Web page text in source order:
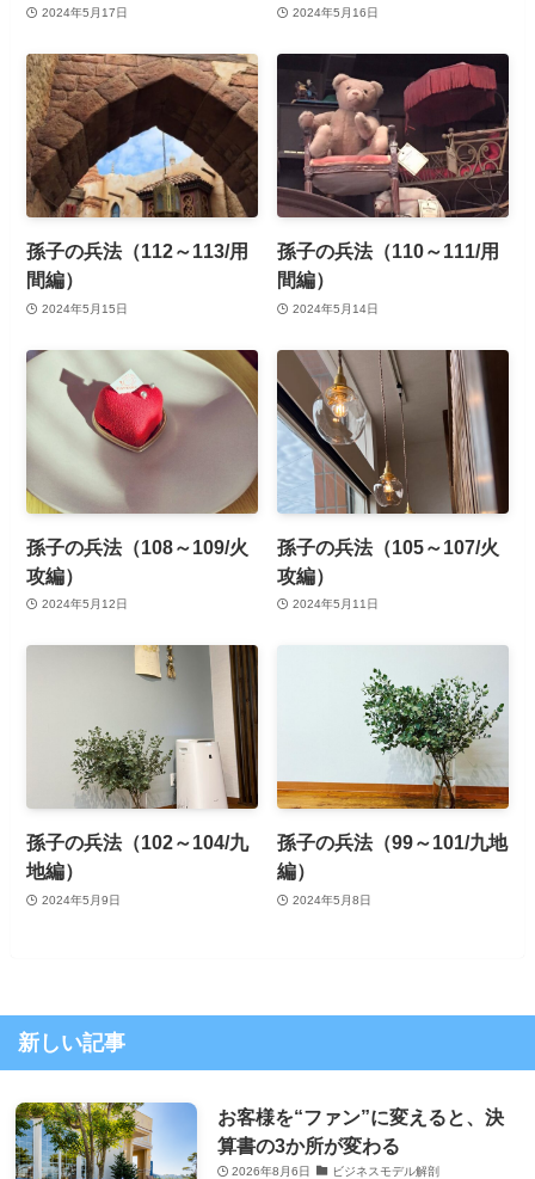
2024年5月17日 2024年5月16日
孫子の兵法（112～113/用
間編）
2024年5月15日
孫子の兵法（110～111/用
間編）
2024年5月14日
孫子の兵法（108～109/火
攻編）
2024年5月12日
孫子の兵法（105～107/火
攻編）
2024年5月11日
孫子の兵法（102～104/九
地編）
2024年5月9日
孫子の兵法（99～101/九地
編）
2024年5月8日
新しい記事
お客様を“ファン”に変えると、決
算書の3か所が変わる
2026年8月6日 ビジネスモデル解剖